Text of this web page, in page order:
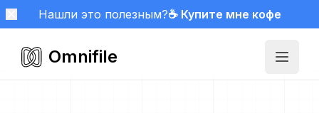
Нашли это полезным?☕ Купите мне кофе
Omnifile